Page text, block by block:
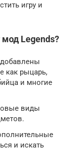
игру и
Legends?
как рыцарь,
и многие
виды
и искать